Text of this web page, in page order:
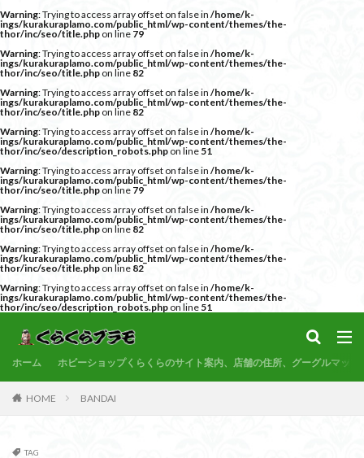
Warning: Trying to access array offset on false in /home/k-
ings/kurakuraplamo.com/public_html/wp-content/themes/the-
thor/inc/seo/title.php on line 79
Warning: Trying to access array offset on false in /home/k-
ings/kurakuraplamo.com/public_html/wp-content/themes/the-
thor/inc/seo/title.php on line 82
Warning: Trying to access array offset on false in /home/k-
ings/kurakuraplamo.com/public_html/wp-content/themes/the-
thor/inc/seo/title.php on line 82
Warning: Trying to access array offset on false in /home/k-
ings/kurakuraplamo.com/public_html/wp-content/themes/the-
thor/inc/seo/description_robots.php on line 51
Warning: Trying to access array offset on false in /home/k-
ings/kurakuraplamo.com/public_html/wp-content/themes/the-
thor/inc/seo/title.php on line 79
Warning: Trying to access array offset on false in /home/k-
ings/kurakuraplamo.com/public_html/wp-content/themes/the-
thor/inc/seo/title.php on line 82
Warning: Trying to access array offset on false in /home/k-
ings/kurakuraplamo.com/public_html/wp-content/themes/the-
thor/inc/seo/title.php on line 82
Warning: Trying to access array offset on false in /home/k-
ings/kurakuraplamo.com/public_html/wp-content/themes/the-
thor/inc/seo/description_robots.php on line 51
ホーム ホビーショップくらくらのサイト案内、店舗の住所、グーグルマップ
HOME BANDAI
TAG
サンプル 素組代行 コトブキヤ バンダイ
カテゴリー
30MF 30MM 30MP 30MS
86
ACVI
Amplified Amplified IMGN
BB戦士
CS
EXスタンダード
FA:G
Fate
Figure-rise Standard
Figure-rise Standard Amplified
Figure-riseLABO
HG
HGCE HGUC
Imaginary Skeleton
Netflix
PG
PLUM
PUIPUI
Re incarnation Reincarnation
RG
SDガンダム
SDクロスシルエット